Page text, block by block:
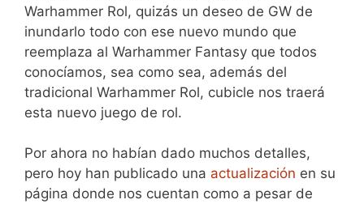
Warhammer Rol, quizás un deseo de GW de
inundarlo todo con ese nuevo mundo que
reemplaza al Warhammer Fantasy que todos
conocíamos, sea como sea, además del
tradicional Warhammer Rol, cubicle nos traerá
esta nuevo juego de rol.
Por ahora no habían dado muchos detalles,
pero hoy han publicado una actualización en su
página donde nos cuentan como a pesar de